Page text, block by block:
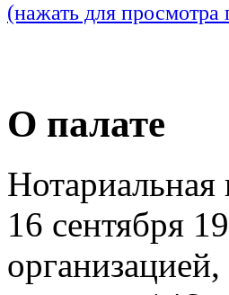
(нажать для просмотра
О палате
Нотариальная
16 сентября